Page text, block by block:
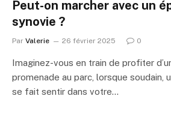
Peut-on marcher avec un
synovie ?
Par Valerie 26 février 2025 0
Imaginez-vous en train de profiter
promenade au parc, lorsque soudain,
se fait sentir dans votre…